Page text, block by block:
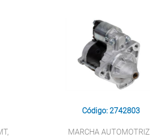
Código: 2742803
MARCHA AUTOMOTRIZ